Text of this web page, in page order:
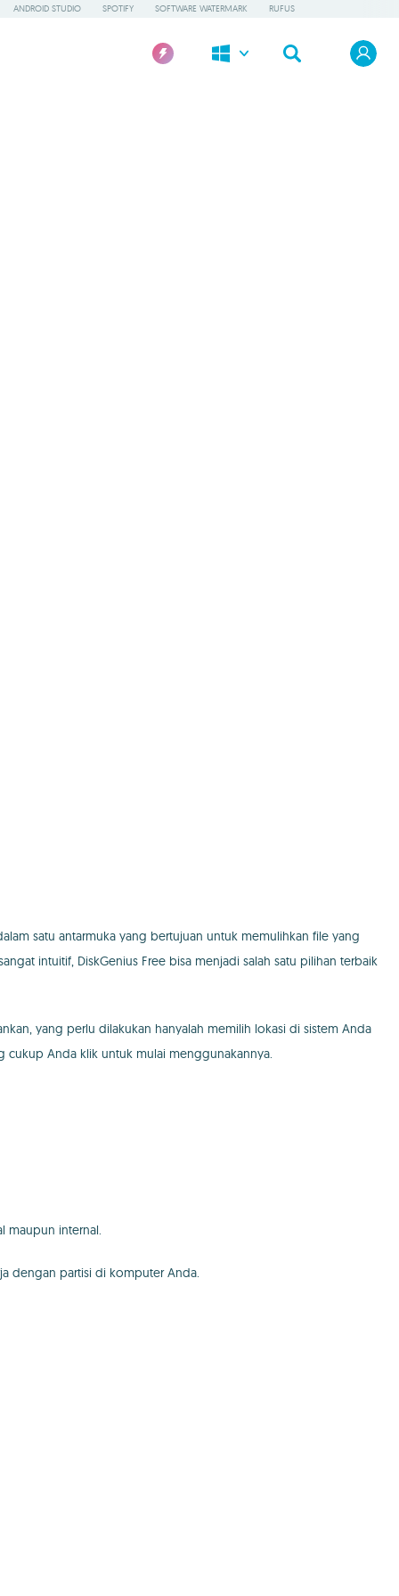
ANDROID STUDIO SPOTIFY SOFTWARE WATERMARK RUFUS
satu antarmuka yang bertujuan untuk memulihkan file yang
intuitif, DiskGenius Free bisa menjadi salah satu pilihan terbaik
yang perlu dilakukan hanyalah memilih lokasi di sistem Anda
cukup Anda klik untuk mulai menggunakannya.
maupun internal.
dengan partisi di komputer Anda.